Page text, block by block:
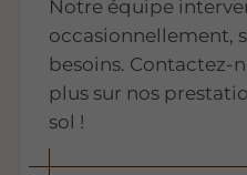
Notre équipe
occasionnellement,
besoins. Contactez-
plus sur nos
sol !